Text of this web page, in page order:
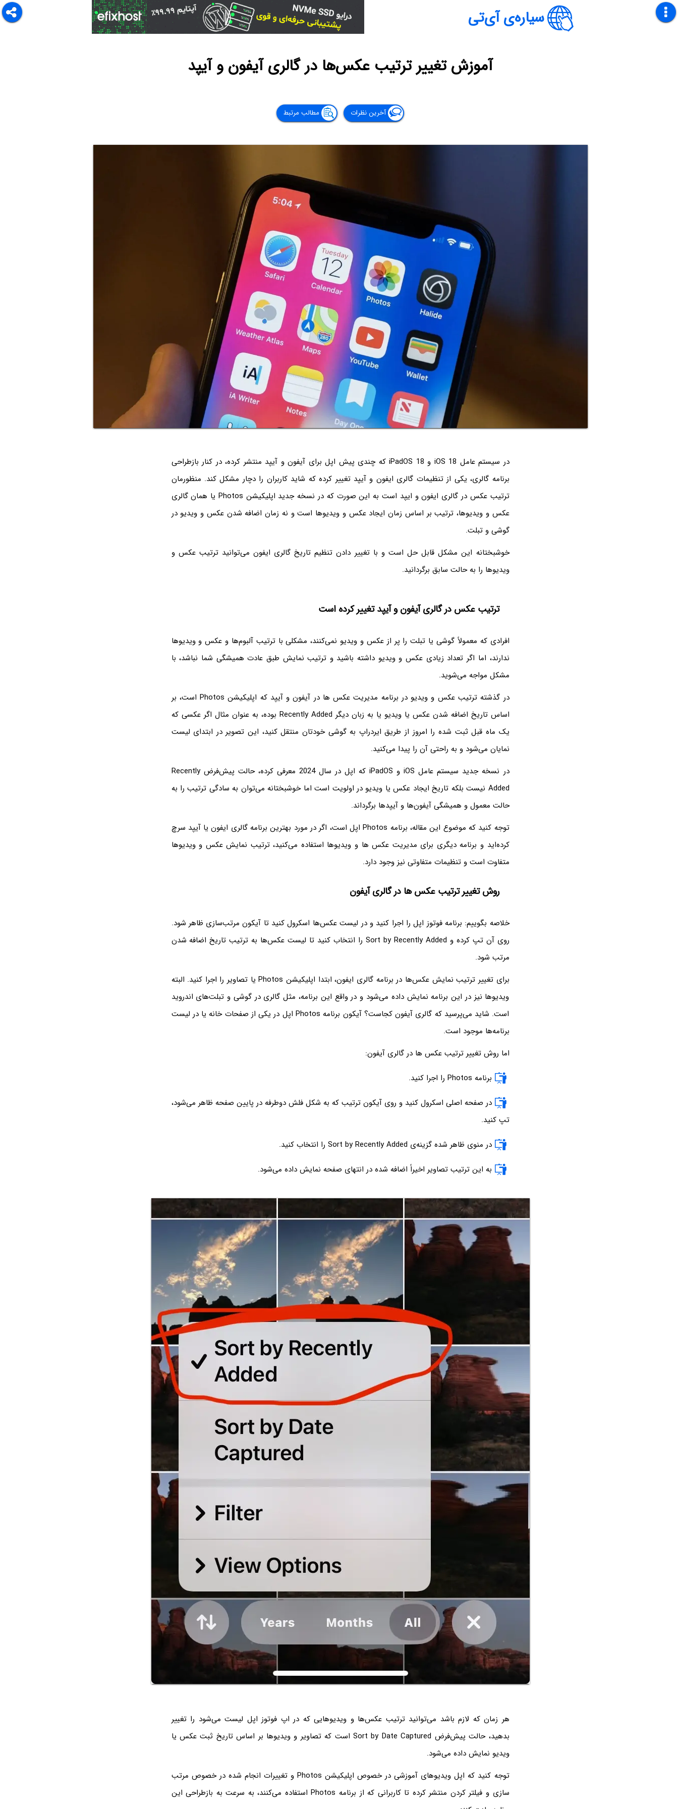
سیاره‌ی آی‌تی
آموزش تغییر ترتیب عکس‌ها در گالری آیفون و آیپد
آخرین نظرات مطالب مرتبط
در سیستم عامل iOS 18 و iPadOS 18 که چندی پیش اپل برای آیفون و آیپد منتشر کرده، در کنار بازطراحی
برنامه گالری، یکی از تنظیمات گالری ایفون و آیپد تغییر کرده که شاید کاربران را دچار مشکل کند. منظورمان
ترتیب عکس در گالری ایفون و ایپد است به این صورت که در نسخه جدید اپلیکیشن Photos یا همان گالری
عکس و ویدیوها، ترتیب بر اساس زمان ایجاد عکس و ویدیوها است و نه زمان اضافه شدن عکس و ویدیو در
گوشی و تبلت.
خوشبختانه این مشکل قابل حل است و با تغییر دادن تنظیم تاریخ گالری ایفون می‌توانید ترتیب عکس و
ویدیوها را به حالت سابق برگردانید.
ترتیب عکس در گالری آیفون و آیپد تغییر کرده است
افرادی که معمولاً گوشی یا تبلت را پر از عکس و ویدیو نمی‌کنند، مشکلی با ترتیب آلبوم‌ها و عکس و ویدیوها
ندارند، اما اگر تعداد زیادی عکس و ویدیو داشته باشید و ترتیب نمایش طبق عادت همیشگی شما نباشد، با
مشکل مواجه می‌شوید.
در گذشته ترتیب عکس و ویدیو در برنامه مدیریت عکس ها در آیفون و آیپد که اپلیکیشن Photos است، بر
اساس تاریخ اضافه شدن عکس یا ویدیو یا به زبان دیگر Recently Added بوده، به عنوان مثال اگر عکسی که
یک ماه قبل ثبت شده را امروز از طریق ایردراپ به گوشی خودتان منتقل کنید، این تصویر در ابتدای لیست
نمایان می‌شود و به راحتی آن را پیدا می‌کنید.
در نسخه جدید سیستم عامل iOS و iPadOS که اپل در سال 2024 معرفی کرده، حالت پیش‌فرض Recently
Added نیست بلکه تاریخ ایجاد عکس یا ویدیو در اولویت است اما خوشبختانه می‌توان به سادگی ترتیب را به
حالت معمول و همیشگی آیفون‌ها و آیپدها برگرداند.
توجه کنید که موضوع این مقاله، برنامه Photos اپل است، اگر در مورد بهترین برنامه گالری ایفون یا آیپد سرچ
کرده‌اید و برنامه دیگری برای مدیریت عکس ها و ویدیوها استفاده می‌کنید، ترتیب نمایش عکس و ویدیوها
متفاوت است و تنظیمات متفاوتی نیز وجود دارد.
روش تغییر ترتیب عکس ها در گالری آیفون
خلاصه بگوییم: برنامه فوتوز اپل را اجرا کنید و در لیست عکس‌ها اسکرول کنید تا آیکون مرتب‌سازی ظاهر شود.
روی آن تپ کرده و Sort by Recently Added را انتخاب کنید تا لیست عکس‌ها به ترتیب تاریخ اضافه شدن
مرتب شود.
برای تغییر ترتیب نمایش عکس‌ها در برنامه گالری ایفون، ابتدا اپلیکیشن Photos یا تصاویر را اجرا کنید. البته
ویدیوها نیز در این برنامه نمایش داده می‌شود و در واقع این برنامه، مثل گالری در گوشی و تبلت‌های اندروید
است. شاید می‌پرسید که گالری آیفون کجاست؟ آیکون برنامه Photos اپل در یکی از صفحات خانه یا در لیست
برنامه‌ها موجود است.
اما روش تغییر ترتیب عکس ها در گالری آیفون:
برنامه Photos را اجرا کنید.
در صفحه اصلی اسکرول کنید و روی آیکون ترتیب که به شکل فلش دوطرفه در پایین صفحه ظاهر می‌شود،
تپ کنید.
در منوی ظاهر شده گزینه‌ی Sort by Recently Added را انتخاب کنید.
به این ترتیب تصاویر اخیراً اضافه شده در انتهای صفحه نمایش داده می‌شود.
هر زمان که لازم باشد می‌توانید ترتیب عکس‌ها و ویدیوهایی که در اپ فوتوز اپل لیست می‌شود را تغییر
بدهید، حالت پیش‌فرض Sort by Date Captured است که تصاویر و ویدیوها بر اساس تاریخ ثبت عکس یا
ویدیو نمایش داده می‌شود.
توجه کنید که اپل ویدیوهای آموزشی در خصوص اپلیکیشن Photos و تغییرات انجام شده در خصوص مرتب
سازی و فیلتر کردن منتشر کرده تا کاربرانی که از برنامه Photos استفاده می‌کنند، به سرعت به بازطراحی این